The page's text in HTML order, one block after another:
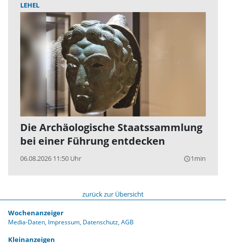
LEHEL
Die Archäologische Staatssammlung
bei einer Führung entdecken
06.08.2026 11:50 Uhr query_builder1min
zurück zur Übersicht
Wochenanzeiger
Media-Daten Impressum Datenschutz AGB
Kleinanzeigen